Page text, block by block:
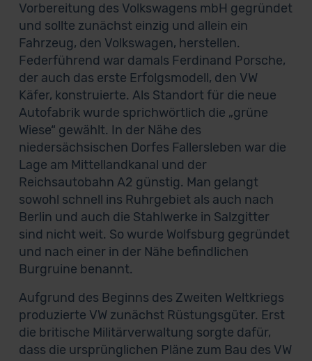
Vorbereitung des Volkswagens mbH gegründet
und sollte zunächst einzig und allein ein
Fahrzeug, den Volkswagen, herstellen.
Federführend war damals Ferdinand Porsche,
der auch das erste Erfolgsmodell, den VW
Käfer, konstruierte. Als Standort für die neue
Autofabrik wurde sprichwörtlich die „grüne
Wiese“ gewählt. In der Nähe des
niedersächsischen Dorfes Fallersleben war die
Lage am Mittellandkanal und der
Reichsautobahn A2 günstig. Man gelangt
sowohl schnell ins Ruhrgebiet als auch nach
Berlin und auch die Stahlwerke in Salzgitter
sind nicht weit. So wurde Wolfsburg gegründet
und nach einer in der Nähe befindlichen
Burgruine benannt.
Aufgrund des Beginns des Zweiten Weltkriegs
produzierte VW zunächst Rüstungsgüter. Erst
die britische Militärverwaltung sorgte dafür,
dass die ursprünglichen Pläne zum Bau des VW